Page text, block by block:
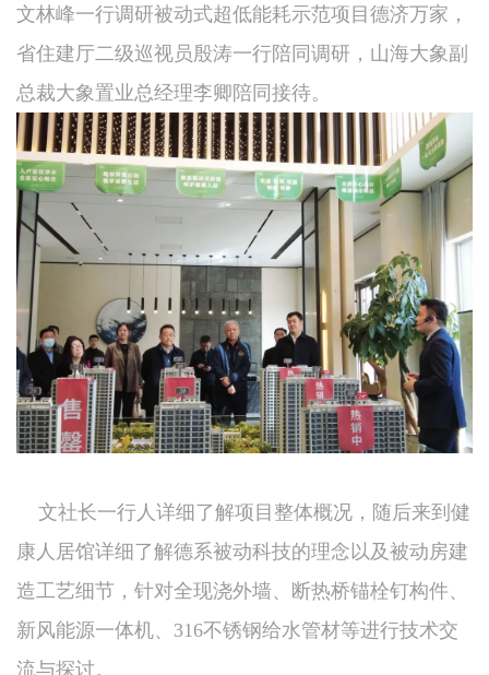
文林峰一行调研被动式超低能耗示范项目德济万家，
省住建厅二级巡视员殷涛一行陪同调研，山海大象副
总裁大象置业总经理李卿陪同接待。
文社长一行人详细了解项目整体概况，随后来到健
康人居馆详细了解德系被动科技的理念以及被动房建
造工艺细节，针对全现浇外墙、断热桥锚栓钉构件、
新风能源一体机、316不锈钢给水管材等进行技术交
流与探讨。